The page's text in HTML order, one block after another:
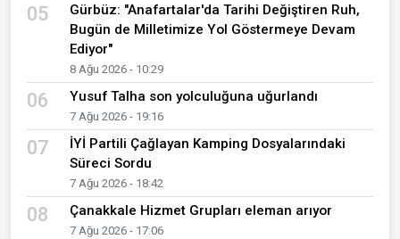
05
Gürbüz: "Anafartalar'da Tarihi Değiştiren Ruh,
Bugün de Milletimize Yol Göstermeye Devam
Ediyor"
8 Ağu 2026 - 10:29
06 Yusuf Talha son yolculuğuna uğurlandı
7 Ağu 2026 - 19:16
07
İYİ Partili Çağlayan Kamping Dosyalarındaki
Süreci Sordu
7 Ağu 2026 - 18:42
08 Çanakkale Hizmet Grupları eleman arıyor
7 Ağu 2026 - 17:06